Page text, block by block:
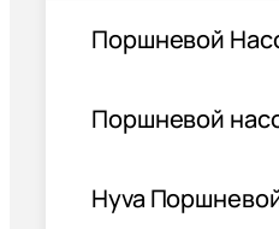
Поршневой
Поршневой
Hyva